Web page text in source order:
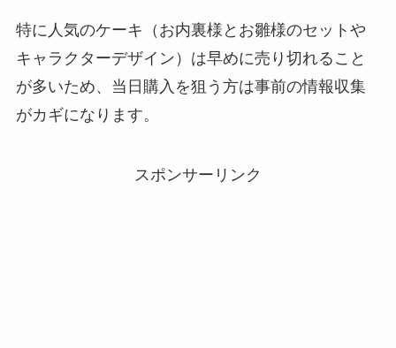
特に人気のケーキ（お内裏様とお雛様のセットや
キャラクターデザイン）は早めに売り切れること
が多いため、当日購入を狙う方は事前の情報収集
がカギになります。
スポンサーリンク